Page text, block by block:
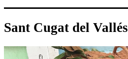
Sant Cugat del Vallés